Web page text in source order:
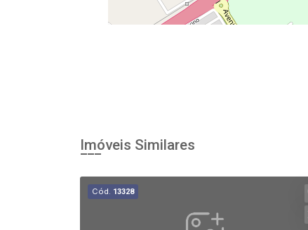
Imóveis Similares
Cód. 13328